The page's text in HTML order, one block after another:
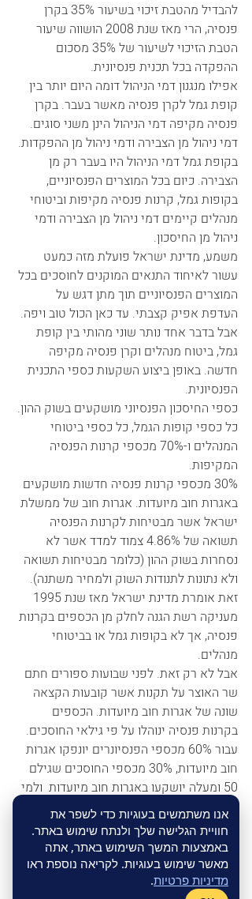
אנו משתמשים בעוגיות כדי לשפר את
חוויית הגלישה שלך ולנתח שימוש באתר.
באמצעות המשך השימוש באתר, אתה
מאשר שימוש בעוגיות. לקריאה נוספת ראו
מדיניות פרטיות.
להבדיל מהטבת זיכוי בשיעור 35% בקרן
פנסיה, הרי מאז שנת 2008 הושווה שיעור
הטבת הזיכוי לשיעור של 35% מסכום
ההפקדה בכל תכנית פנסיונית.
אפילו מנגנון דמי הניהול דומה היום יותר בין
קופת גמל לקרן פנסיה מאשר בעבר. בקרן
פנסיה מקיפה דמי הניהול הינן משני סוגים.
דמי ניהול מן הצבירה ודמי ניהול מן ההפקדות.
בקופת גמל דמי הניהול היו בעבר רק מן
הצבירה. כיום בכל המוצרים הפנסיוניים,
בקופות גמל, קרנות פנסיה מקיפות וביטוחי
מנהלים קיימים דמי ניהול מן הצבירה ודמי
ניהול מן החיסכון.
משמע, מדינת ישראל פועלת מזה כמעט
עשור לאיחוד התנאים המוקנים לחוסכים בכל
המוצרים הפנסיוניים תוך מתן דגש על
העדפת אפיק קצבתי. עד כאן הכול טוב ויפה.
אבל בדבר אחד נותר שוני מהותי בין קופת
גמל, ביטוח מנהלים וקרן פנסיה מקיפה
חדשה. באופן ביצוע השקעות כספי התכנית
הפנסיונית.
כספי החיסכון הפנסיוני מושקעים בשוק ההון.
כל כספי קופות הגמל, כל כספי ביטוחי
המנהלים ו-70% מכספי קרנות הפנסיה
המקיפות.
30% מכספי קרנות פנסיה חדשות מושקעים
באגרות חוב מיועדות. אגרות חוב של ממשלת
ישראל אשר מבטיחות לקרנות הפנסיה
תשואה של 4.86% צמוד למדד אשר לא
נסחרות בשוק ההון (כלומר מבטיחות תשואה
ולא נתונות לתנודות השוק ולמחיר משתנה).
מעניקה רשת הגנה לחלק מן הכספים בקרנות
פנסיה, אך לא בקופות גמל או בביטוחי
מנהלים.
אבל לא רק זאת. לפני שבועות ספורים חתם
שר האוצר על תקנות אשר קובעות הקצאה
שונה של אגרות חוב מיועדות. הכספים
בקרנות פנסיה ינוהלו על פי גילאי החוסכים.
עבור 60% מכספי הפנסיונרים יונפקו אגרות
חוב מיועדות, 30% מכספי החוסכים שגילם
50 ומעלה יושקעו באגרות חוב מיועדות  ולמי
לא יינתנו אגרות חוב מיועדות וכספיהם כולם
יושקעו בשוק ההון. זו הפלייה על רקע גיל.
אבל יותר מזה. מדוע פנסיונר או אדם אשר
חצה את גיל 50 וחוסך בקופת גמל לא זכאי